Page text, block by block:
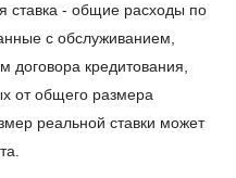
ставка - общие расходы по
с обслуживанием,
кредитования,
от общего размера
реальной ставки может